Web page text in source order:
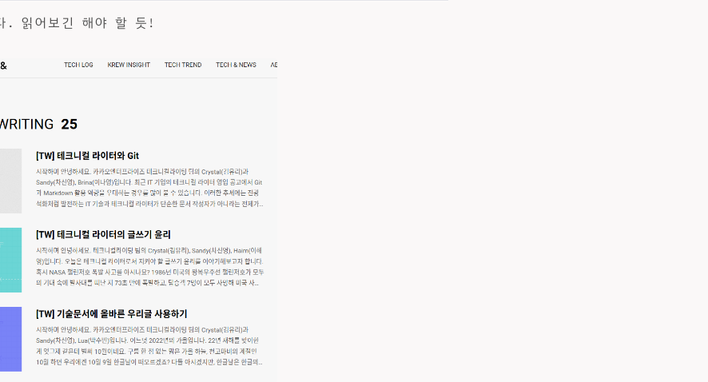
. 읽어보긴 해야 할 듯!